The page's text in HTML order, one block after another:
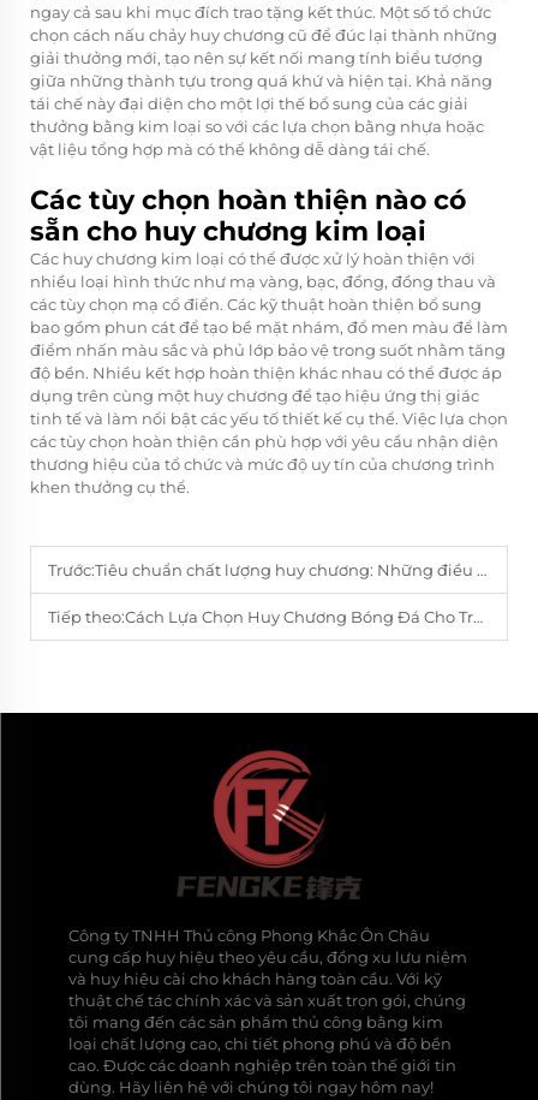
ngay cả sau khi mục đích trao tặng kết thúc. Một số tổ chức
chọn cách nấu chảy huy chương cũ để đúc lại thành những
giải thưởng mới, tạo nên sự kết nối mang tính biểu tượng
giữa những thành tựu trong quá khứ và hiện tại. Khả năng
tái chế này đại diện cho một lợi thế bổ sung của các giải
thưởng bằng kim loại so với các lựa chọn bằng nhựa hoặc
vật liệu tổng hợp mà có thể không dễ dàng tái chế.
Các tùy chọn hoàn thiện nào có
sẵn cho huy chương kim loại
Các huy chương kim loại có thể được xử lý hoàn thiện với
nhiều loại hình thức như mạ vàng, bạc, đồng, đồng thau và
các tùy chọn mạ cổ điển. Các kỹ thuật hoàn thiện bổ sung
bao gồm phun cát để tạo bề mặt nhám, đổ men màu để làm
điểm nhấn màu sắc và phủ lớp bảo vệ trong suốt nhằm tăng
độ bền. Nhiều kết hợp hoàn thiện khác nhau có thể được áp
dụng trên cùng một huy chương để tạo hiệu ứng thị giác
tinh tế và làm nổi bật các yếu tố thiết kế cụ thể. Việc lựa chọn
các tùy chọn hoàn thiện cần phù hợp với yêu cầu nhận diện
thương hiệu của tổ chức và mức độ uy tín của chương trình
khen thưởng cụ thể.
Trước:Tiêu chuẩn chất lượng huy chương: Những điều mà người mua toàn cầu nên cân nhắc
Tiếp theo:Cách Lựa Chọn Huy Chương Bóng Đá Cho Trường Học, Câu Lạc Bộ Và Các Giải Thi Đấu
Công ty TNHH Thủ công Phong Khắc Ôn Châu
cung cấp huy hiệu theo yêu cầu, đồng xu lưu niệm
và huy hiệu cài cho khách hàng toàn cầu. Với kỹ
thuật chế tác chính xác và sản xuất trọn gói, chúng
tôi mang đến các sản phẩm thủ công bằng kim
loại chất lượng cao, chi tiết phong phú và độ bền
cao. Được các doanh nghiệp trên toàn thế giới tin
dùng. Hãy liên hệ với chúng tôi ngay hôm nay!